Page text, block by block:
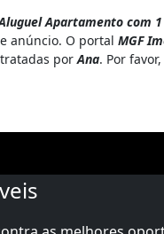
Apartamento com
anúncio. O portal MGF
por Ana. Por